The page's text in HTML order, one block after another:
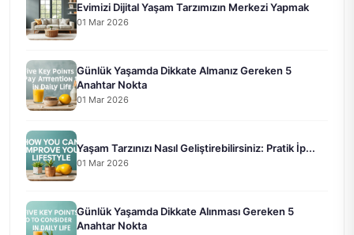
Evimizi Dijital Yaşam Tarzımızın Merkezi Yapmak
01 Mar 2026
Günlük Yaşamda Dikkate Almanız Gereken 5
Anahtar Nokta
01 Mar 2026
Yaşam Tarzınızı Nasıl Geliştirebilirsiniz: Pratik İp...
01 Mar 2026
Günlük Yaşamda Dikkate Alınması Gereken 5
Anahtar Nokta